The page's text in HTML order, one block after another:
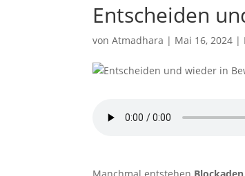
Entscheiden
vonAtmadhara | Mai 16, 2024 |